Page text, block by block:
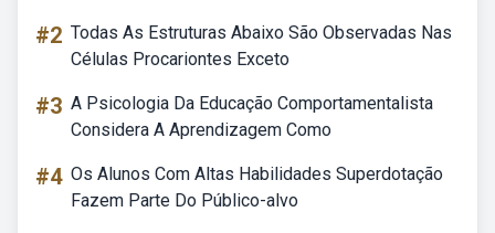
#2 Todas As Estruturas Abaixo São Observadas Nas
Células Procariontes Exceto
#3 A Psicologia Da Educação Comportamentalista
Considera A Aprendizagem Como
#4 Os Alunos Com Altas Habilidades Superdotação
Fazem Parte Do Público-alvo